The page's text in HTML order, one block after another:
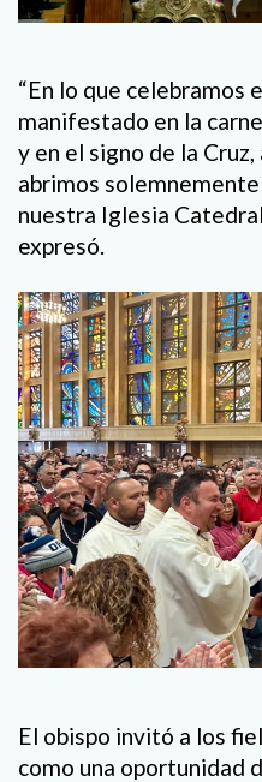
“En lo que celebramos
manifestado en la
y en el signo de la
abrimos
nuestra Iglesia
expresó.
El obispo invitó a los
como una oportunidad